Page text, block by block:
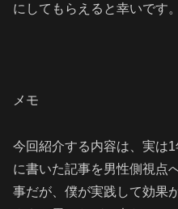
にしてもらえると幸いです。
メモ
今回紹介する内容は、実は
に書いた記事を男性側視点
事だが、僕が実践して効果